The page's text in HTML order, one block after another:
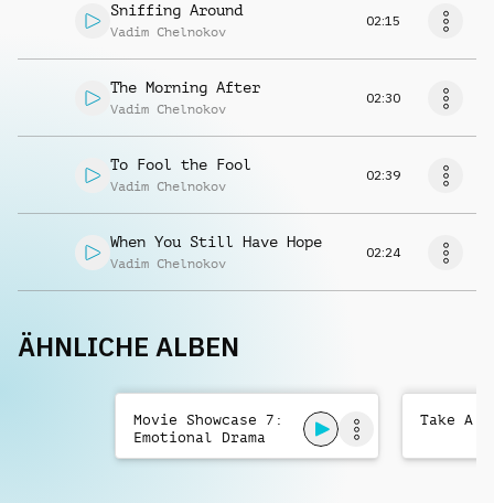
Sniffing Around
Vadim Chelnokov
02:15
The Morning After
Vadim Chelnokov
02:30
To Fool the Fool
Vadim Chelnokov
02:39
When You Still Have Hope
Vadim Chelnokov
02:24
ÄHNLICHE ALBEN
Movie Showcase 7:
Emotional Drama
Take A